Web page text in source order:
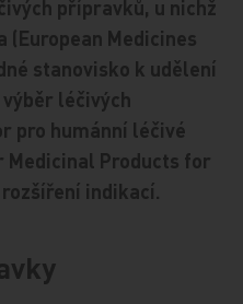
přípravků, u nichž
(European Medicines
stanovisko k udělení
léčivých
pro humánní léčivé
Products for
indikací.